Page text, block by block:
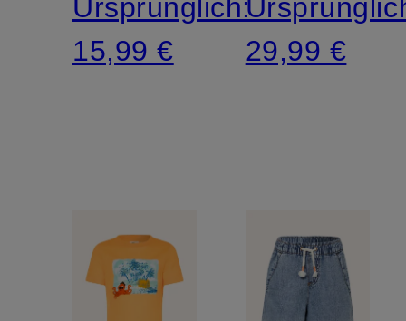
Ursprünglich:
15,99 €
29,99 €